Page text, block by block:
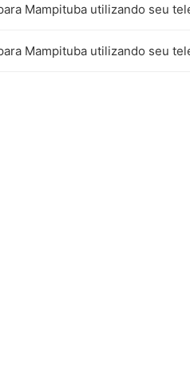
Mampituba utilizando seu
Mampituba utilizando seu